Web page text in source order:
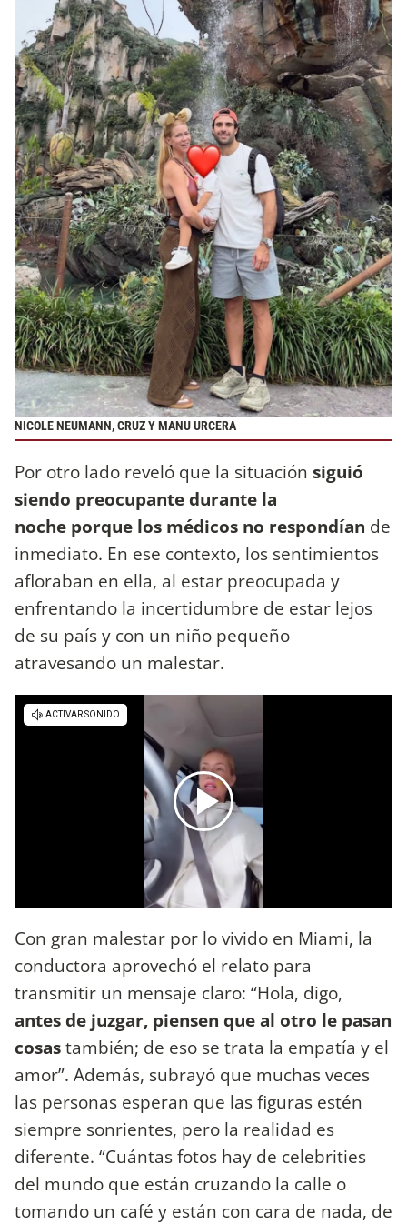
NICOLE NEUMANN, CRUZ Y MANU URCERA
Por otro lado reveló que la situación siguió
siendo preocupante durante la
noche porque los médicos no respondían de
inmediato. En ese contexto, los sentimientos
afloraban en ella, al estar preocupada y
enfrentando la incertidumbre de estar lejos
de su país y con un niño pequeño
atravesando un malestar.
Con gran malestar por lo vivido en Miami, la
conductora aprovechó el relato para
transmitir un mensaje claro: “Hola, digo,
antes de juzgar, piensen que al otro le pasan
cosastambién; de eso se trata la empatía y el
amor”. Además, subrayó que muchas veces
las personas esperan que las figuras estén
siempre sonrientes, pero la realidad es
diferente. “Cuántas fotos hay de celebrities
del mundo que están cruzando la calle o
tomando un café y están con cara de nada, de